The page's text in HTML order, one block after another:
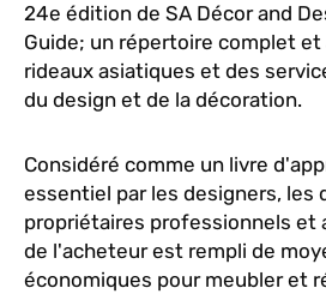
24e édition de SA Décor and
Guide; un répertoire complet
rideaux asiatiques et des
du design et de la décoration.
Considéré comme un livre
essentiel par les designers, les
propriétaires professionnels et
de l'acheteur est rempli de
économiques pour meubler et